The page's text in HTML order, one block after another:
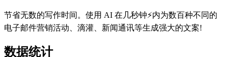
节省无数的写作时间。使用 AI 在几秒钟⚡内为数百种不同的
电子邮件营销活动、滴灌、新闻通讯等生成强大的文案!
数据统计